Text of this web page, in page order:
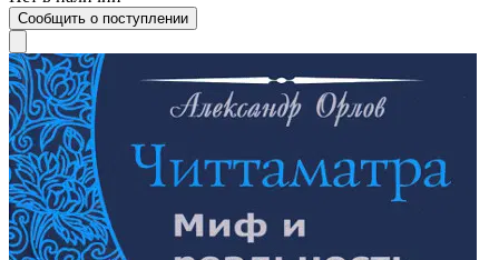
Сообщить о поступлении